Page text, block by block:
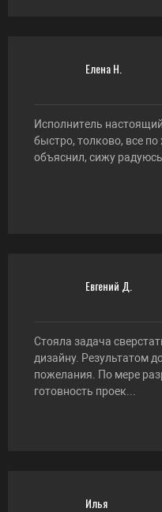
Елена Н.
Исполнитель
быстро, толково, все по
объяснил, сижу
Евгений Д.
Стояла задача
дизайну. Результатом
пожелания. По мере
готовность проек...
Илья